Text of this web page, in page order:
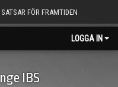
FÖR FRAMTIDEN
LOGGA IN
IBS